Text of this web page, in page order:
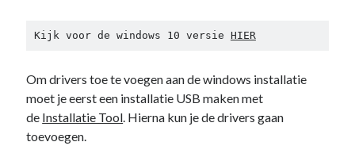
Kijk voor de windows 10 versie HIER
Om drivers toe te voegen aan de windows installatie
moet je eerst een installatie USB maken met
de Installatie Tool. Hierna kun je de drivers gaan
toevoegen.